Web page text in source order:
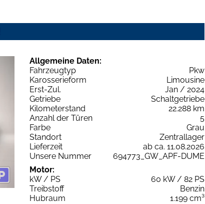
Allgemeine Daten:
Fahrzeugtyp
Pkw
Karosserieform
Limousine
Erst-Zul.
Jan / 2024
Getriebe
Schaltgetriebe
Kilometerstand
22.288 km
Anzahl der Türen
5
Farbe
Grau
Standort
Zentrallager
Lieferzeit
ab ca. 11.08.2026
Unsere Nummer
694773_GW_APF-DUME
Motor:
kW / PS
60 kW / 82 PS
Treibstoff
Benzin
Hubraum
1.199 cm³